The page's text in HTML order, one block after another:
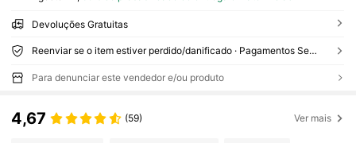
Devoluções Gratuitas
Reenviar se o item estiver perdido/danificado · Pagamentos Seguros · Proteção de privacidade
Para denunciar este vendedor e/ou produto
4,67 (59) Ver mais